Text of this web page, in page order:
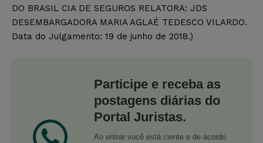
DO BRASIL CIA DE SEGUROS RELATORA: JDS
DESEMBARGADORA MARIA AGLAÉ TEDESCO VILARDO.
Data do Julgamento: 19 de junho de 2018.)
Participe e receba as
postagens diárias do
Portal Juristas.
Ao entrar você está ciente e de acordo